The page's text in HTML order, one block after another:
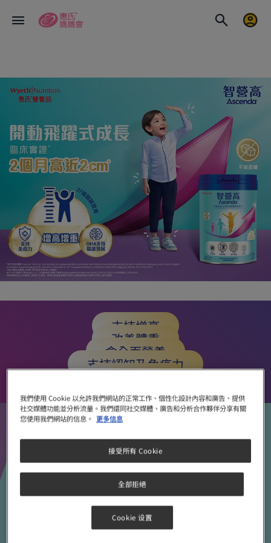
支持增高
改善體重
含全面營養
支持認知及免疫力
惠氏®智營高
含37種關鍵營養
我們使用 Cookie 以允許我們網站的正常工作、個性化設計內容和廣告、提供
社交媒體功能並分析流量。我們還同社交媒體、廣告和分析合作夥伴分享有關
您使用我們網站的信息。 更多信息
全部拒絕
接受所有 Cookie
Cookie 设置